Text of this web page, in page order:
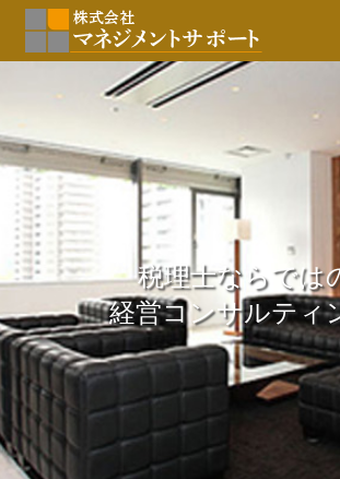
税理士ならでは
経営コンサルティ